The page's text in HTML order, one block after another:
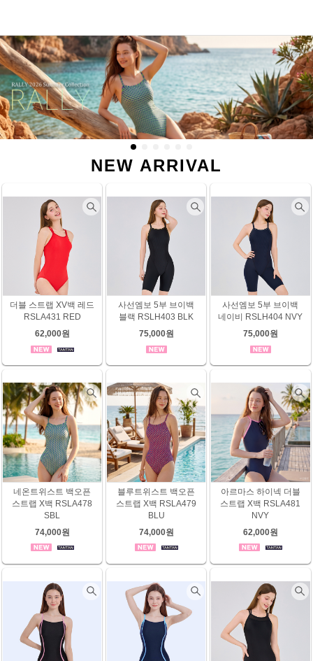
NEW ARRIVAL
더블 스트랩 XV백 레드
RSLA431 RED
62,000원
사선엠보 5부 브이백
블랙 RSLH403 BLK
75,000원
사선엠보 5부 브이백
네이비 RSLH404 NVY
75,000원
네온트위스트 백오픈
스트랩 X백 RSLA478
SBL
74,000원
블루트위스트 백오픈
스트랩 X백 RSLA479
BLU
74,000원
아르마스 하이넥 더블
스트랩 X백 RSLA481
NVY
62,000원